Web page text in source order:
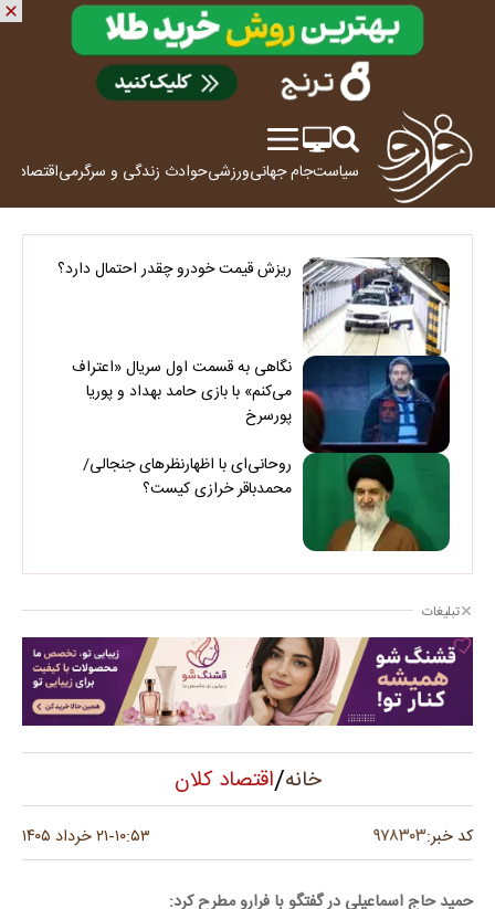
سیاستجام جهانیورزشیحوادث زندگی و سرگرمیاقتصاد
ریزش قیمت خودرو چقدر احتمال دارد؟
نگاهی به قسمت اول سریال «اعتراف
می‌کنم» با بازی حامد بهداد و پوریا
پورسرخ
روحانی‌ای با اظهارنظرهای جنجالی/
محمدباقر خرازی کیست؟
تبلیغات
خانه/اقتصاد کلان
کد خبر:۹۷۸۳۰۳ ۱۰:۵۳-۲۱ خرداد ۱۴۰۵
حمید حاج اسماعیلی در گفتگو با فرارو مطرح کرد: